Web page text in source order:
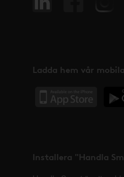
Ladda hem vår
Installera "Handla